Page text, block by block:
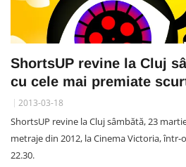
ShortsUP revine la Cluj
cu cele mai premiate
2013-03-18
ShortsUP revine la Cluj sâmbătă, 23
metraje din 2012, la Cinema Victoria, într-
22.30.